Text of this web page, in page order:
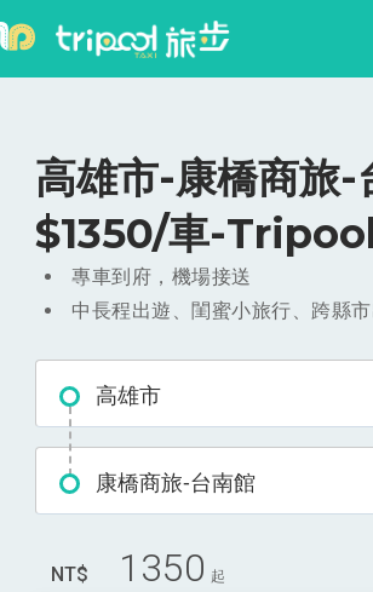
高雄市-康橋商旅-
$1350/車-
專車到府，機場接送
中長程出遊、閨蜜小旅行、跨縣
高雄市
康橋商旅-台南館
NT$ 1350 起